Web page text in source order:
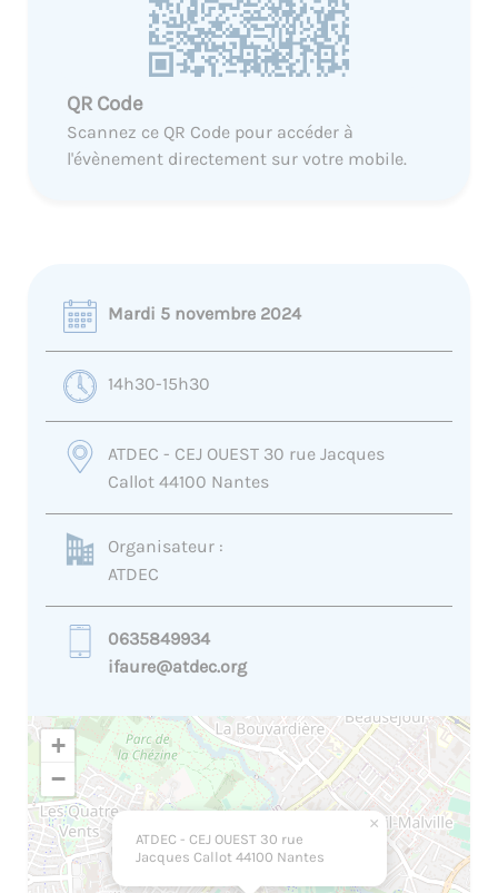
QR Code
Scannez ce QR Code pour accéder à
l'évènement directement sur votre mobile.
Mardi 5 novembre 2024
14h30-15h30
ATDEC - CEJ OUEST 30 rue Jacques
Callot 44100 Nantes
Organisateur :
ATDEC
0635849934
ifaure@atdec.org
ATDEC - CEJ OUEST 30 rue
Jacques Callot 44100 Nantes
×
+
−